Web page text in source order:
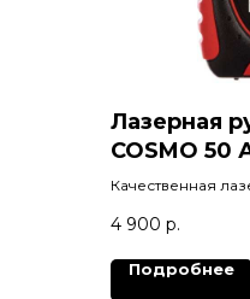
Лазерная
COSMO 50
Качественная
нашей лазерной
4 900 р.
Подробнее